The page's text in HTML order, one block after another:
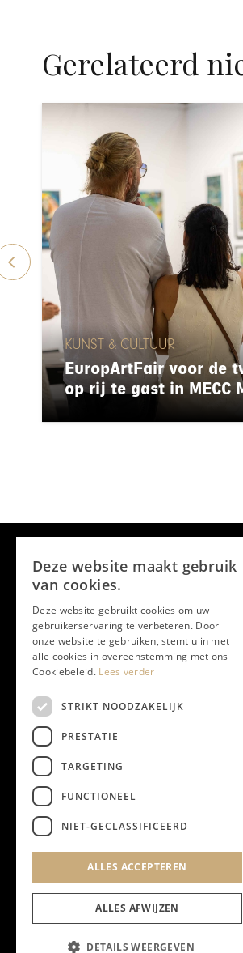
Gerelateerd
KUNST & CULTUUR
EuropArtFair voor de
op rij te gast in MECC
Deze website maakt gebruik
van cookies.
Deze website gebruikt cookies om uw
gebruikerservaring te verbeteren. Door
onze website te gebruiken, stemt u in met
alle cookies in overeenstemming met ons
Cookiebeleid. Lees verder
STRIKT NOODZAKELIJK
PRESTATIE
TARGETING
FUNCTIONEEL
NIET-GECLASSIFICEERD
ALLES ACCEPTEREN
ALLES AFWIJZEN
DETAILS WEERGEVEN